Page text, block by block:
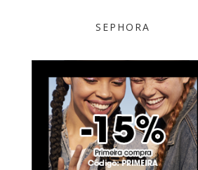
SEPHORA